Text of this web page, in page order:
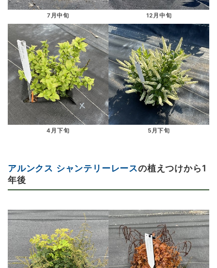
7月中旬 12月中旬
4月下旬 5月下旬
アルンクス シャンテリーレースの植えつけから1
年後